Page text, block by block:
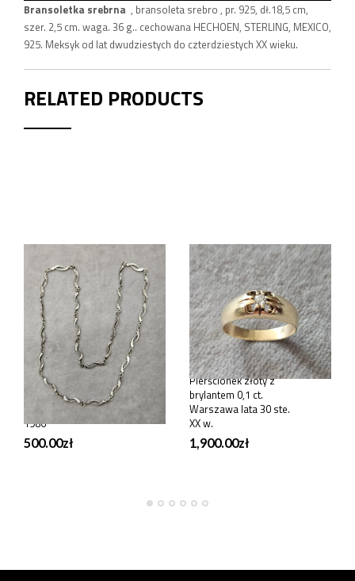
Bransoletka srebrna , bransoleta srebro , pr. 925, dł.18,5 cm,
szer. 2,5 cm. waga. 36 g.. cechowana HECHOEN, STERLING, MEXICO,
925. Meksyk od lat dwudziestych do czterdziestych XX wieku.
RELATED PRODUCTS
BIŻUTERIA
Łańcuszek srebrny
srebro, próby 1, waga
17,7 g. 60 cm.lata 1963-
1986
500.00zł
BIŻUTERIA
Pierścionek złoty z
brylantem 0,1 ct.
Warszawa lata 30 ste.
XX w.
1,900.00zł